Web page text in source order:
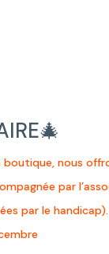
🎄
nous
par
par le